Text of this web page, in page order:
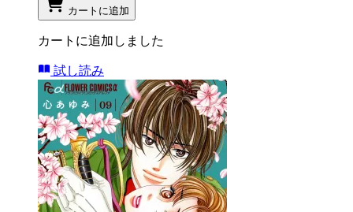
カートに追加
カートに追加しました
試し読み